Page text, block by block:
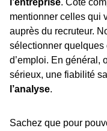
mentionner celles qui
auprès du recruteur.
sélectionner quelques
d’emploi. En général,
sérieux, une fiabilité
l’analyse.
Sachez que pour